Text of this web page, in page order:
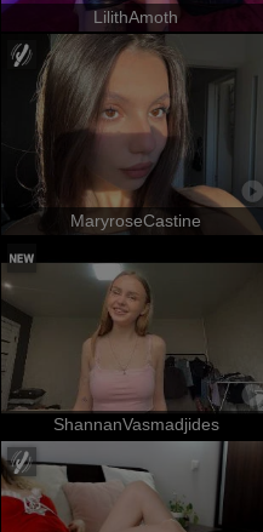
LilithAmoth
MaryroseCastine
ShannanVasmadjides